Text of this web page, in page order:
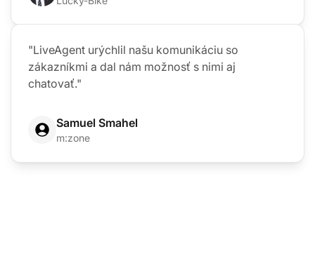
"LiveAgent urýchlil našu komunikáciu so
zákazníkmi a dal nám možnosť s nimi aj
chatovať."
Samuel Smahel
m:zone